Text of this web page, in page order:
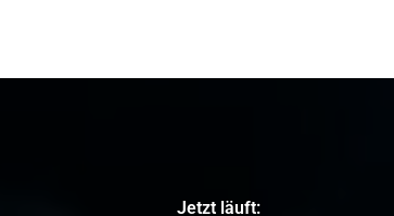
Jetzt läuft: